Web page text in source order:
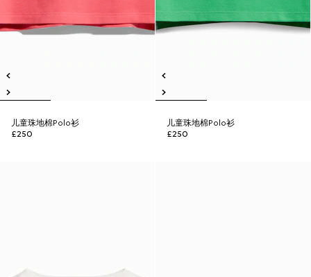
儿童珠地棉Polo衫
£250
儿童珠地棉Polo衫
£250